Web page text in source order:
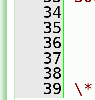
   34
   35
   36
   37
   38
   39